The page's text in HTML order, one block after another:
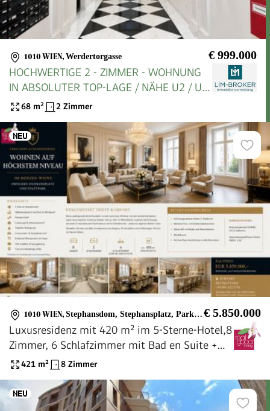
1010 WIEN, Werdertorgasse € 999.000
HOCHWERTIGE 2 - ZIMMER - WOHNUNG
IN ABSOLUTER TOP-LAGE / NÄHE U2 / U4
SCHOTTENRING (UNBEFRISTET
68 m² 2 Zimmer
1010 WIEN, Stephansdom, Stephansplatz, Parkring, Stadtgarten € 5.850.000
Luxusresidenz mit 420 m² im 5-Sterne-Hotel,8
Zimmer, 6 Schlafzimmer mit Bad en Suite +
Concierge & Wellness in Top-Lage von Wien !!
421 m² 8 Zimmer